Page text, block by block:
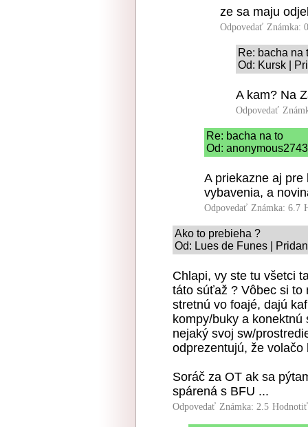
ze sa maju
Odpovedať Známka:
Re: bacha na
Od: Kursk |
A kam? Na
Odpovedať
Re: bacha na to
Od:
A priekazne aj
vybavenia, a
Odpovedať Známka: 6.7
Ako to prebieha ?
Od: Lues de Funes |
Chlapi, vy ste tu všetci
táto súťaž ? Vôbec si to
stretnú vo foajé, dajú
kompy/buky a
nejaký svoj sw/
odprezentujú, že
Soráč za OT ak sa
spárená s BFU ...
Odpovedať Známka: 2.5